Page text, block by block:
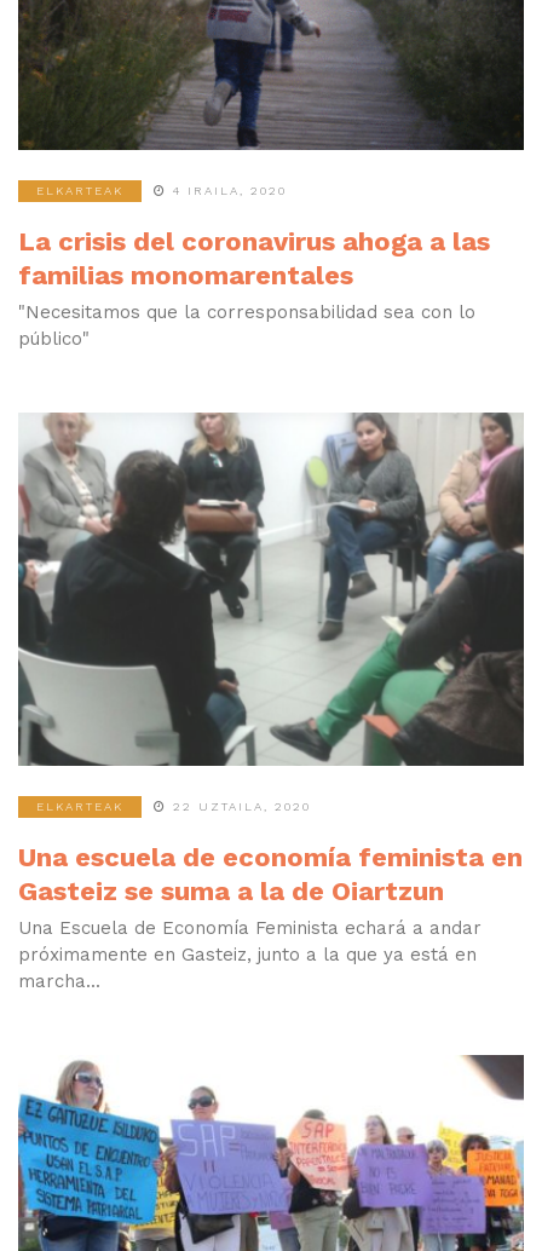
ELKARTEAK 4 IRAILA, 2020
La crisis del coronavirus ahoga a las
familias monomarentales
"Necesitamos que la corresponsabilidad sea con lo
público"
ELKARTEAK 22 UZTAILA, 2020
Una escuela de economía feminista en
Gasteiz se suma a la de Oiartzun
Una Escuela de Economía Feminista echará a andar
próximamente en Gasteiz, junto a la que ya está en
marcha...